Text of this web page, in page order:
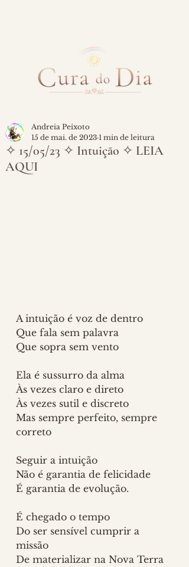
✧ 15/05/23 ✧ Intuição ✧ LEIA
AQUI
Andreia Peixoto
15 de mai. de 2023 1 min de leitura
A intuição é voz de dentro
Que fala sem palavra
Que sopra sem vento
Ela é sussurro da alma
Às vezes claro e direto
Às vezes sutil e discreto
Mas sempre perfeito, sempre
correto
Seguir a intuição
Não é garantia de felicidade
É garantia de evolução.
É chegado o tempo
Do ser sensível cumprir a
missão
De materializar na Nova Terra